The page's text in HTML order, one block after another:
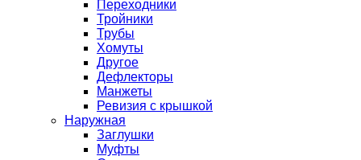
Переходники
Тройники
Трубы
Хомуты
Другое
Дефлекторы
Манжеты
Ревизия с крышкой
Наружная
Заглушки
Муфты